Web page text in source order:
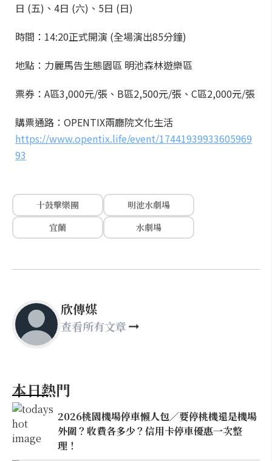
日 (五)、4日 (六)、5日 (日)
時間：14:20正式開演 (全場演出85分鐘)
地點：力麗馬告生態園區 明池森林遊樂區
票券：A區3,000元/張、B區2,500元/張、C區2,000元/張
購票通路：OPENTIX兩廳院文化生活
https://www.opentix.life/event/17441939933605969
93
十鼓擊樂團
明池水劇場
宜蘭
水劇場
欣傳媒
查看所有文章
本日熱門
2026桃園機場停車懶人包／要停桃機還是機場
外圍？收費各多少？信用卡停車優惠一次整
理！